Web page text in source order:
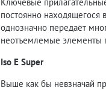
постоянно находящегося
однозначно передаёт
неотъемлемые элементы
Iso E Super
Выше как бы невзначай